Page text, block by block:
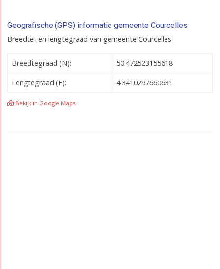
Geografische (GPS) informatie gemeente Courcelles
Breedte- en lengtegraad van gemeente Courcelles
Breedtegraad (N): 50.472523155618
Lengtegraad (E): 4.3410297660631
Bekijk in Google Maps